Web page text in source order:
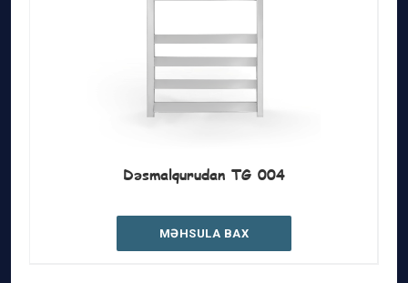
Dəsmalqurudan TG 004
MƏHSULA BAX